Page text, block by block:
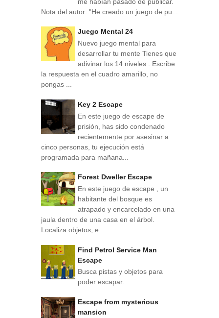
Nota del autor: "He creado un juego de pu...
Juego Mental 24
Nuevo juego mental para
desarrollar tu mente Tienes que
adivinar los 14 niveles . Escribe
la respuesta en el cuadro amarillo, no
pongas ...
Key 2 Escape
En este juego de escape de
prisión, has sido condenado
recientemente por asesinar a
cinco personas, tu ejecución está
programada para mañana...
Forest Dweller Escape
En este juego de escape , un
habitante del bosque es
atrapado y encarcelado en una
jaula dentro de una casa en el árbol.
Localiza objetos, e...
Find Petrol Service Man
Escape
Busca pistas y objetos para
poder escapar.
Escape from mysterious
mansion